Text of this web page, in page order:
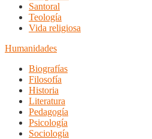
Santoral
Teología
Vida religiosa
Humanidades
Biografías
Filosofía
Historia
Literatura
Pedagogía
Psicología
Sociología